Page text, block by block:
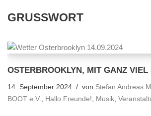
GRUSSWORT
OSTERBROOKLYN, MIT GANZ VIEL
14. September 2024 von Stefan Andreas
BOOT e.V., Hallo Freunde!, Musik,